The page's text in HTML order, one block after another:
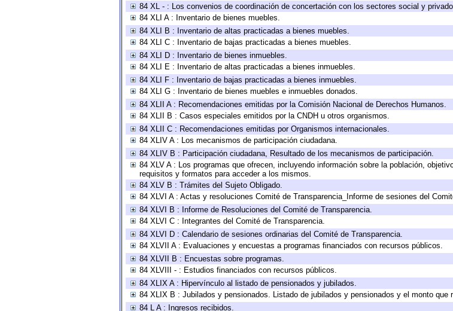
84 XL - : Los convenios de coordinación de concertación con los sectores social y
84 XLI A : Inventario de bienes muebles.
84 XLI B : Inventario de altas practicadas a bienes muebles.
84 XLI C : Inventario de bajas practicadas a bienes muebles.
84 XLI D : Inventario de bienes inmuebles.
84 XLI E : Inventario de altas practicadas a bienes inmuebles.
84 XLI F : Inventario de bajas practicadas a bienes inmuebles.
84 XLI G : Inventario de bienes muebles e inmuebles donados.
84 XLII A : Recomendaciones emitidas por la Comisión Nacional de Derechos Humanos.
84 XLII B : Casos especiales emitidos por la CNDH u otros organismos.
84 XLII C : Recomendaciones emitidas por Organismos internacionales.
84 XLIV A : Los mecanismos de participación ciudadana.
84 XLIV B : Participación ciudadana, Resultado de los mecanismos de participación.
84 XLV A : Los programas que ofrecen, incluyendo información sobre la población,
requisitos y formatos para acceder a los mismos.
84 XLV B : Trámites del Sujeto Obligado.
84 XLVI A : Actas y resoluciones Comité de Transparencia_Informe de sesiones del
84 XLVI B : Informe de Resoluciones del Comité de Transparencia.
84 XLVI C : Integrantes del Comité de Transparencia.
84 XLVI D : Calendario de sesiones ordinarias del Comité de Transparencia.
84 XLVII A : Evaluaciones y encuestas a programas financiados con recursos públicos.
84 XLVII B : Encuestas sobre programas.
84 XLVIII - : Estudios financiados con recursos públicos.
84 XLIX A : Hipervínculo al listado de pensionados y jubilados.
84 XLIX B : Jubilados y pensionados. Listado de jubilados y pensionados y el monto que
84 L A : Ingresos recibidos.